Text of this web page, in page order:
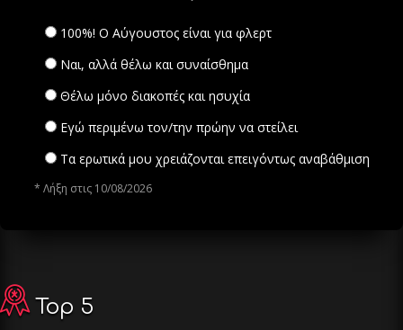
100%! Ο Αύγουστος είναι για φλερτ
Ναι, αλλά θέλω και συναίσθημα
Θέλω μόνο διακοπές και ησυχία
Εγώ περιμένω τον/την πρώην να στείλει
Τα ερωτικά μου χρειάζονται επειγόντως αναβάθμιση
* Λήξη στις 10/08/2026
Top 5